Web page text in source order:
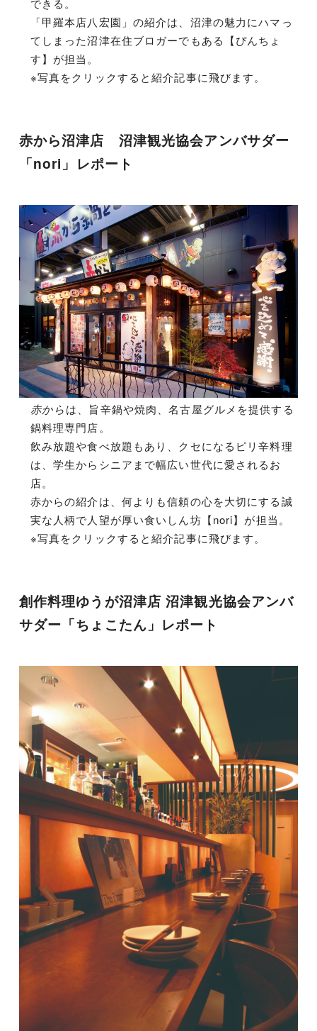
できる。
「甲羅本店八宏園」の紹介は、沼津の魅力にハマっ
てしまった沼津在住ブロガーでもある【ぴんちょ
す】が担当。
※写真をクリックすると紹介記事に飛びます。
赤から沼津店 沼津観光協会アンバサダー
「nori」レポート
赤からは、旨辛鍋や焼肉、名古屋グルメを提供する
鍋料理専門店。
飲み放題や食べ放題もあり、クセになるピリ辛料理
は、学生からシニアまで幅広い世代に愛されるお
店。
赤からの紹介は、何よりも信頼の心を大切にする誠
実な人柄で人望が厚い食いしん坊【nori】が担当。
※写真をクリックすると紹介記事に飛びます。
創作料理ゆうが沼津店 沼津観光協会アンバ
サダー「ちょこたん」レポート